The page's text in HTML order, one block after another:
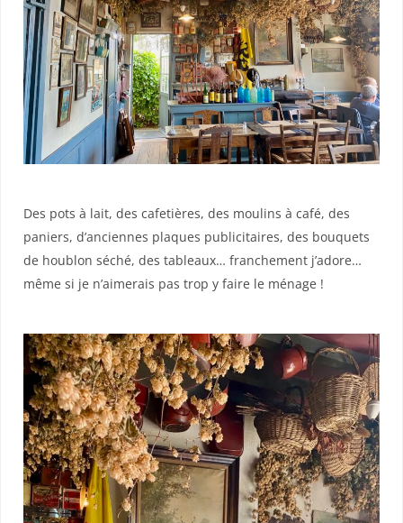
Des pots à lait, des cafetières, des moulins à café, des
paniers, d’anciennes plaques publicitaires, des bouquets
de houblon séché, des tableaux… franchement j’adore…
même si je n’aimerais pas trop y faire le ménage !